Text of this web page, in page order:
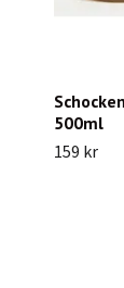
500ml
159 kr